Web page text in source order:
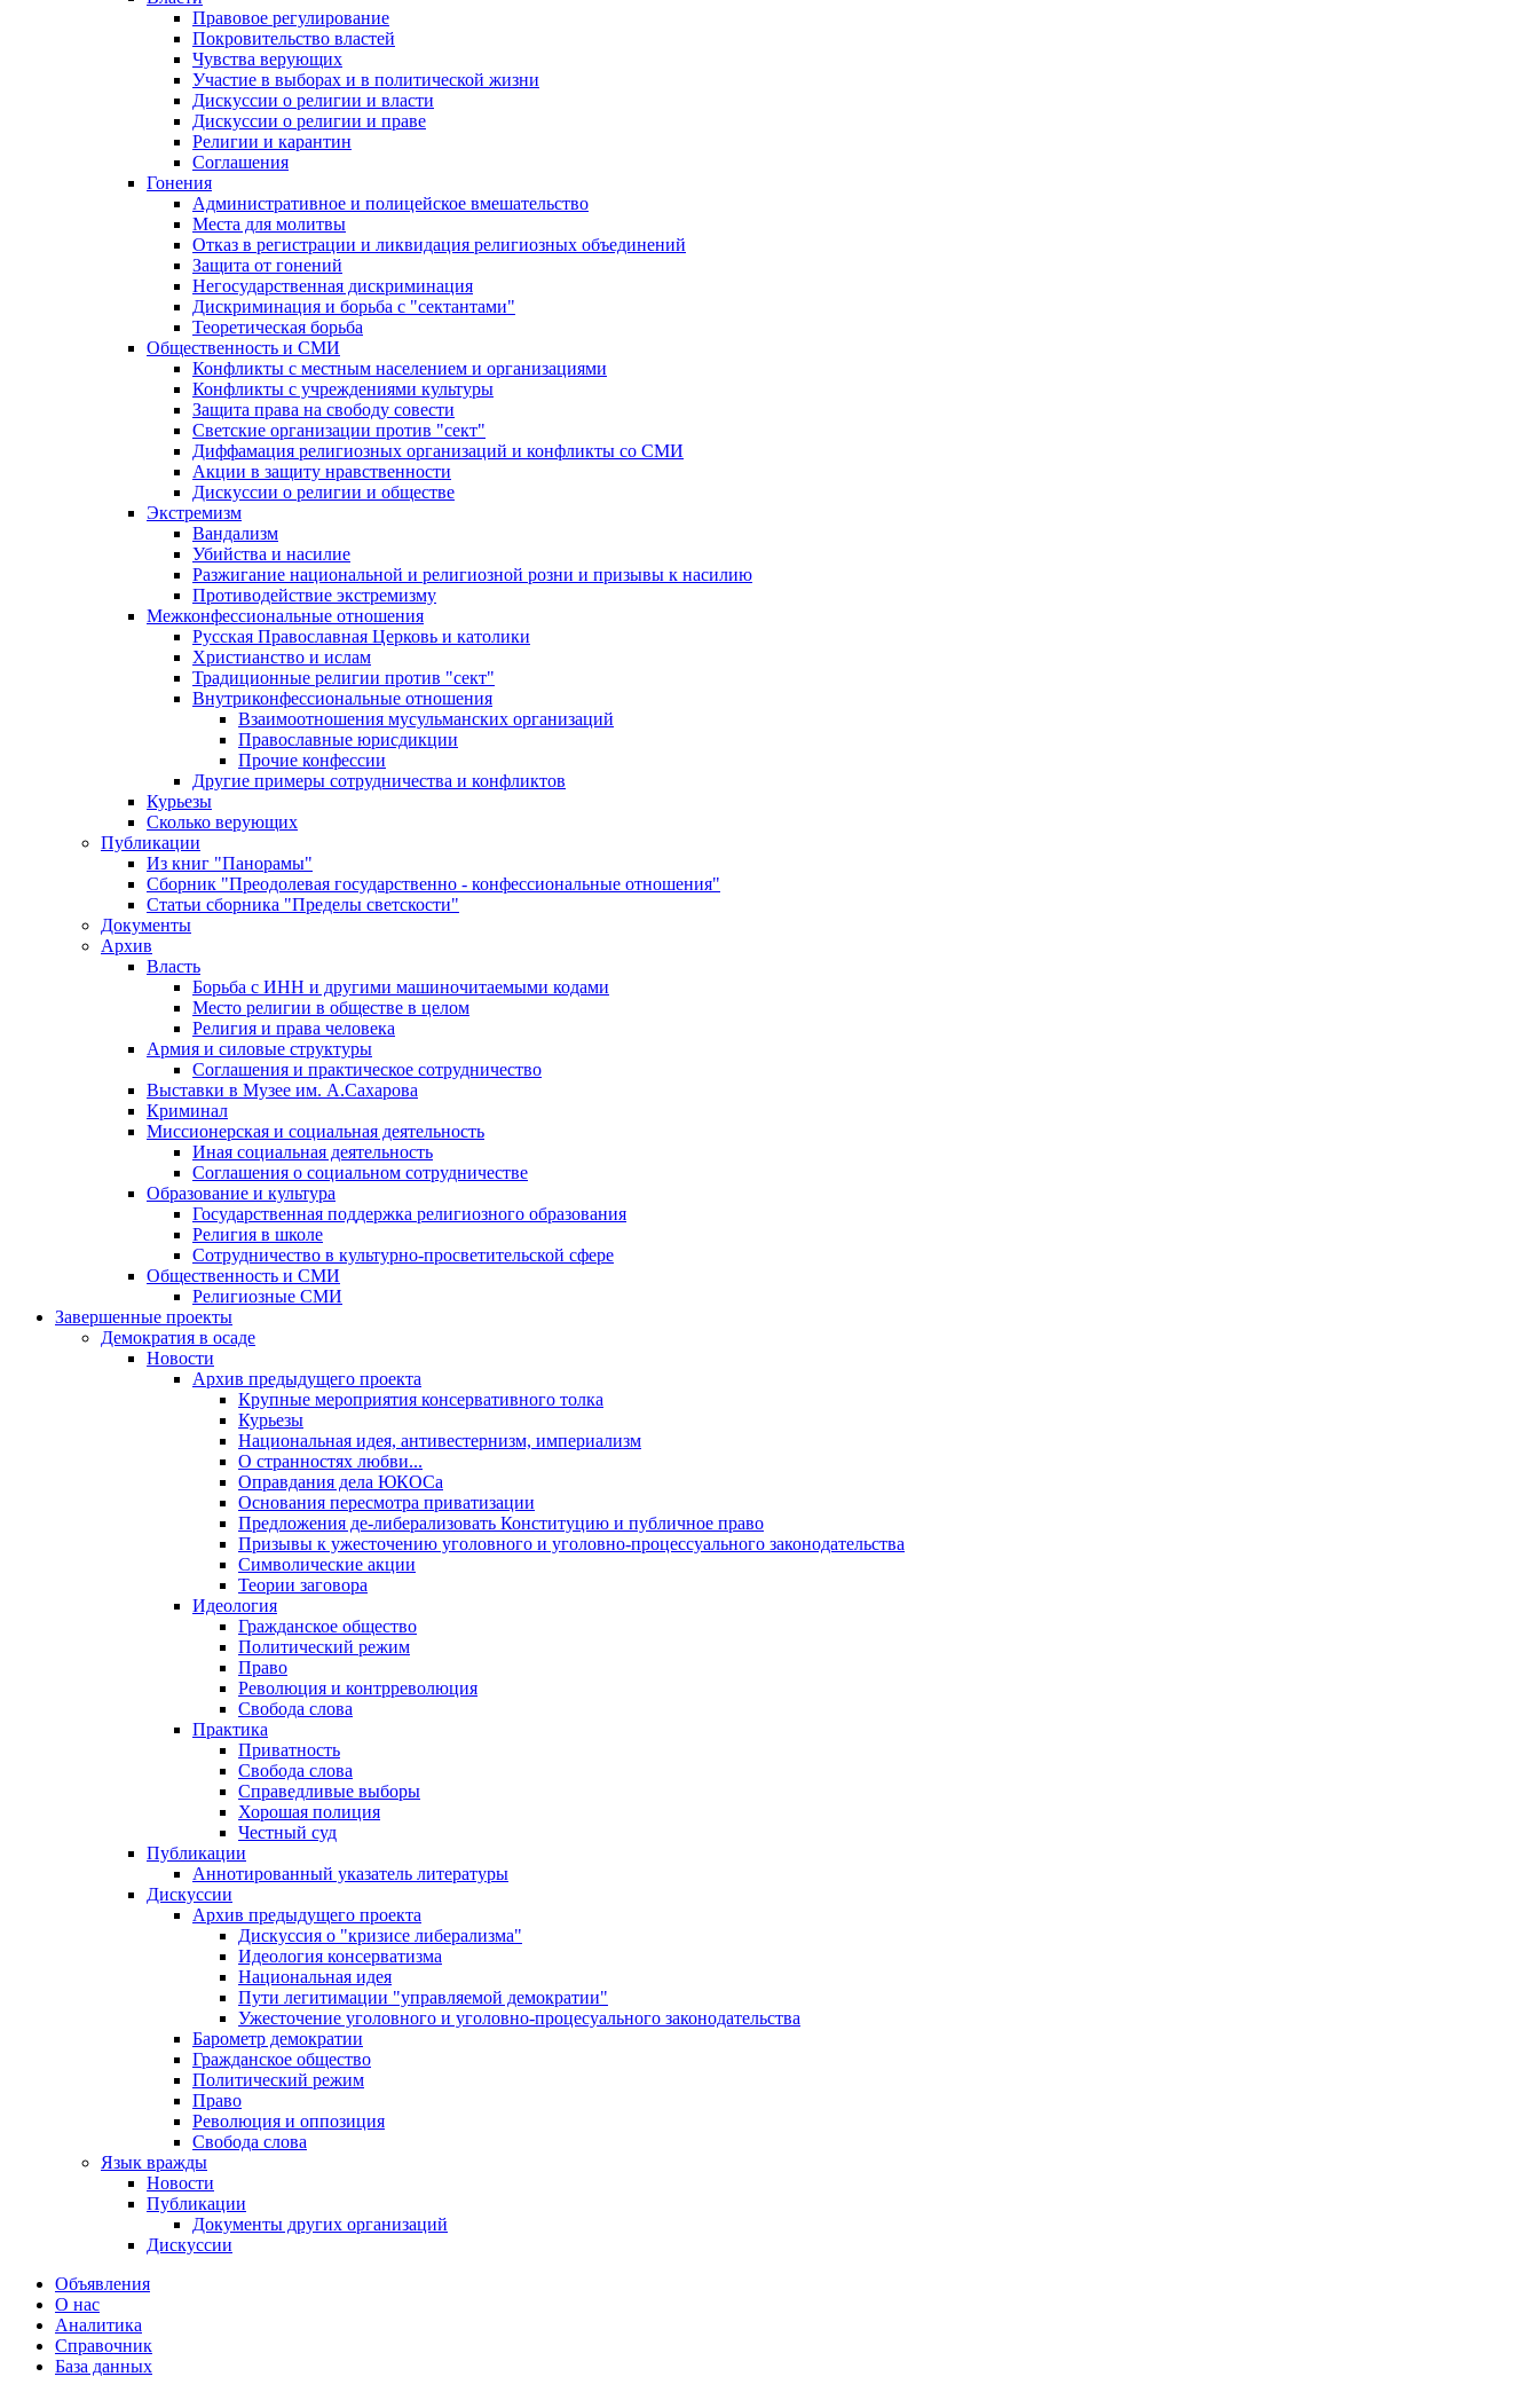
Правовое регулирование
Покровительство властей
Чувства верующих
Участие в выборах и в политической жизни
Дискуссии о религии и власти
Дискуссии о религии и праве
Религии и карантин
Соглашения
Гонения
Административное и полицейское вмешательство
Места для молитвы
Отказ в регистрации и ликвидация религиозных объединений
Защита от гонений
Негосударственная дискриминация
Дискриминация и борьба с "сектантами"
Теоретическая борьба
Общественность и СМИ
Конфликты с местным населением и организациями
Конфликты с учреждениями культуры
Защита права на свободу совести
Светские организации против "сект"
Диффамация религиозных организаций и конфликты со СМИ
Акции в защиту нравственности
Дискуссии о религии и обществе
Экстремизм
Вандализм
Убийства и насилие
Разжигание национальной и религиозной розни и призывы к насилию
Противодействие экстремизму
Межконфессиональные отношения
Русская Православная Церковь и католики
Христианство и ислам
Традиционные религии против "сект"
Внутриконфессиональные отношения
Взаимоотношения мусульманских организаций
Православные юрисдикции
Прочие конфессии
Другие примеры сотрудничества и конфликтов
Курьезы
Сколько верующих
Публикации
Из книг "Панорамы"
Сборник "Преодолевая государственно - конфессиональные отношения"
Статьи сборника "Пределы светскости"
Документы
Архив
Власть
Борьба с ИНН и другими машиночитаемыми кодами
Место религии в обществе в целом
Религия и права человека
Армия и силовые структуры
Соглашения и практическое сотрудничество
Выставки в Музее им. А.Сахарова
Криминал
Миссионерская и социальная деятельность
Иная социальная деятельность
Соглашения о социальном сотрудничестве
Образование и культура
Государственная поддержка религиозного образования
Религия в школе
Сотрудничество в культурно-просветительской сфере
Общественность и СМИ
Религиозные СМИ
Завершенные проекты
Демократия в осаде
Новости
Архив предыдущего проекта
Крупные мероприятия консервативного толка
Курьезы
Национальная идея, антивестернизм, империализм
О странностях любви...
Оправдания дела ЮКОСа
Основания пересмотра приватизации
Предложения де-либерализовать Конституцию и публичное право
Призывы к ужесточению уголовного и уголовно-процессуального законодательства
Символические акции
Теории заговора
Идеология
Гражданское общество
Политический режим
Право
Революция и контрреволюция
Свобода слова
Практика
Приватность
Свобода слова
Справедливые выборы
Хорошая полиция
Честный суд
Публикации
Аннотированный указатель литературы
Дискуссии
Архив предыдущего проекта
Дискуссия о "кризисе либерализма"
Идеология консерватизма
Национальная идея
Пути легитимации "управляемой демократии"
Ужесточение уголовного и уголовно-процесуального законодательства
Барометр демократии
Гражданское общество
Политический режим
Право
Революция и оппозиция
Свобода слова
Язык вражды
Новости
Публикации
Документы других организаций
Дискуссии
Объявления
О нас
Аналитика
Справочник
База данных